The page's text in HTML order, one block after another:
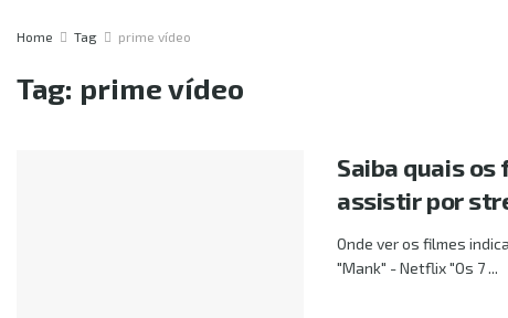
Home Tag prime vídeo
Tag: prime vídeo
Saiba quais os
assistir por
Onde ver os filmes
"Mank" - Netflix "Os 7 ...